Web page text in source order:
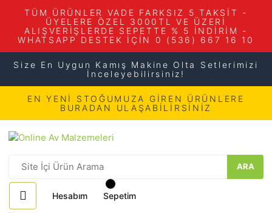
TÜM ÜRÜNLER VADE FARKSIZ 5 TAKSİT -
ÜYELERE ÖZEL 3000TL VE ÜZERİ
ALIŞVERİŞLERDE SEPETTE % 5 İNDİRİM -
WHATSAPP DESTEK İÇİN 0 (536) 667 16 10
Size En Uygun Kamış Makine Olta Setlerimizi
İnceleyebilirsiniz!
EN YENİ STOĞUMUZA GİREN ÜRÜNLERE
BURADAN ULAŞABİLİRSİNİZ
ARA
Hesabım Sepetim